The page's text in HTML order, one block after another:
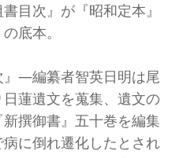
目次』が『昭和定本』
底本。
―編纂者智英日明は尾
蓮遺文を蒐集、遺文の
撰御書』五十巻を編集
に倒れ遷化したとされ